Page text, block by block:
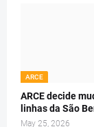
ARCE
ARCE decide
linhas da São
May 25, 2026